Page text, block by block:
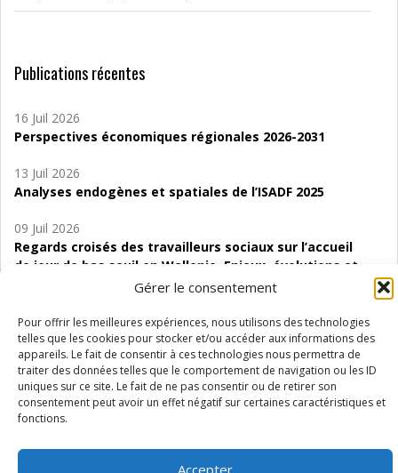
Gérer le consentement
Pour offrir les meilleures expériences, nous utilisons des technologies
telles que les cookies pour stocker et/ou accéder aux informations des
appareils. Le fait de consentir à ces technologies nous permettra de
traiter des données telles que le comportement de navigation ou les ID
uniques sur ce site. Le fait de ne pas consentir ou de retirer son
consentement peut avoir un effet négatif sur certaines caractéristiques et
fonctions.
Accepter
Publications récentes
16 Juil 2026
Perspectives économiques régionales 2026-2031
13 Juil 2026
Analyses endogènes et spatiales de l’ISADF 2025
09 Juil 2026
Regards croisés des travailleurs sociaux sur l’accueil
de jour de bas seuil en Wallonie. Enjeux, évolutions et
06 Juil 2026
Étude d’évaluabilité des Structures
d’accompagnement à l’autocréation d’emploi (SAACE)
01 Juil 2026
Pénurie du personnel infirmier :quels indicateurs
Wallonie ?